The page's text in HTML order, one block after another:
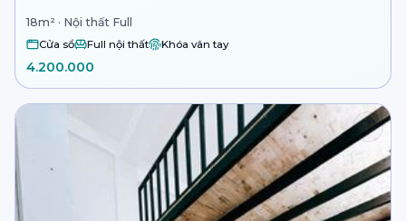
18m² · Nội thất Full
Cửa sổ Full nội thất Khóa vân tay
4.200.000